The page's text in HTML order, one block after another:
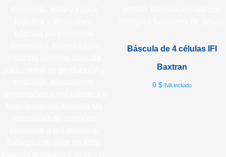
Báscula de 4 células IFI
Baxtran
0 $ IVA incluido